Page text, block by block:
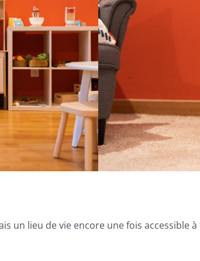
un lieu de vie encore une fois accessible